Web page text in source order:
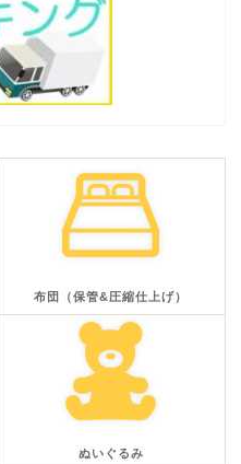
布団（保管&圧縮仕上げ）
ぬいぐるみ